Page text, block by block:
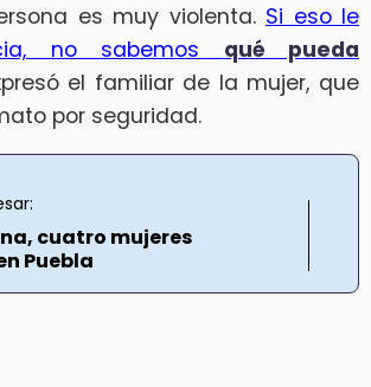
es muy violenta. Si eso le
no sabemos qué pueda
el familiar de la mujer, que
por seguridad.
cuatro mujeres
Puebla